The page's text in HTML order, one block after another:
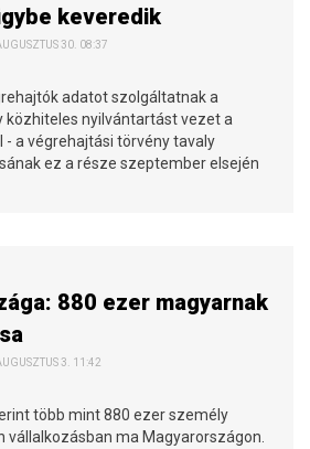
keveredik
30. 08:37
adatot szolgáltatnak a
közhiteles nyilvántartást vezet a
- a végrehajtási törvény tavaly
ez a része szeptember elsején
880 ezer magyarnak
3. 11:42
több mint 880 ezer személy
vállalkozásban ma Magyarországon.